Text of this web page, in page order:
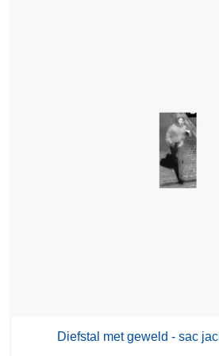
Diefstal met geweld - sac